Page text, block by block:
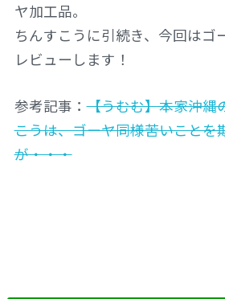
ヤ加工品。
ちんすこうに引続き、今回はゴ
レビューします！
参考記事：【うむむ】本家沖縄
こうは、ゴーヤ同様苦いことを
が・・・